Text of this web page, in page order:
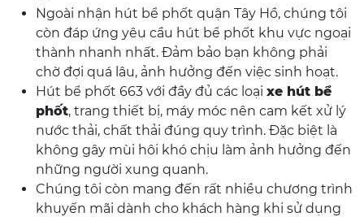
Ngoài nhận hút bể phốt quận Tây Hồ, chúng tôi
còn đáp ứng yêu cầu hút bể phốt khu vực ngoại
thành nhanh nhất. Đảm bảo bạn không phải
chờ đợi quá lâu, ảnh hưởng đến việc sinh hoạt.
Hút bể phốt 663 với đầy đủ các loại xe hút bể
phốt, trang thiết bị, máy móc nên cam kết xử lý
nước thải, chất thải đúng quy trình. Đặc biệt là
không gây mùi hôi khó chịu làm ảnh hưởng đến
những người xung quanh.
Chúng tôi còn mang đến rất nhiều chương trình
khuyến mãi dành cho khách hàng khi sử dụng